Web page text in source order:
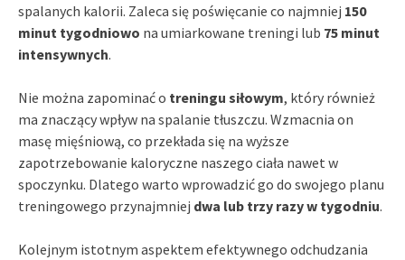
spalanych kalorii. Zaleca się poświęcanie co najmniej 150
minut tygodniowo na umiarkowane treningi lub 75 minut
intensywnych.
Nie można zapominać o treningu siłowym, który również
ma znaczący wpływ na spalanie tłuszczu. Wzmacnia on
masę mięśniową, co przekłada się na wyższe
zapotrzebowanie kaloryczne naszego ciała nawet w
spoczynku. Dlatego warto wprowadzić go do swojego planu
treningowego przynajmniej dwa lub trzy razy w tygodniu.
Kolejnym istotnym aspektem efektywnego odchudzania